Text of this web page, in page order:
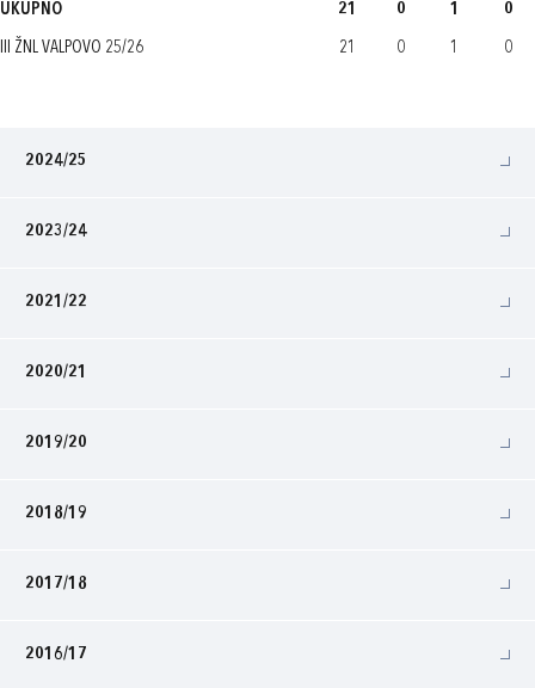
UKUPNO 21 0 1 0
III ŽNL VALPOVO 25/26 21 0 1 0
2024/25
2023/24
2021/22
2020/21
2019/20
2018/19
2017/18
2016/17